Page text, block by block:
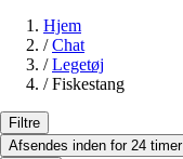
Hjem
/ Chat
/ Legetøj
/ Fiskestang
Filtre
Afsendes inden for 24 timer